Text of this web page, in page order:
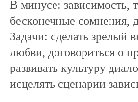
В минусе: зависимость,
бесконечные сомнения,
Задачи: сделать зрелый
любви, договориться о
развивать культуру
исцелять сценарии